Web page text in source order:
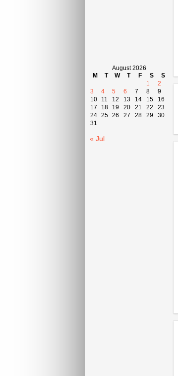
August 2026
M
T W T F S
S
1
2
3
4 5 6 7 8
9
10
11 12 13 14 15
16
17
18 19 20 21 22
23
24 25 26 27 28 29
30
31
« Jul